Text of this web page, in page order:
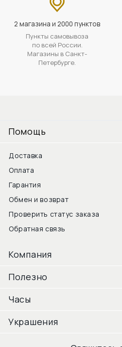
2 магазина и 2000 пунктов
Пункты самовывоза
по всей России.
Магазины в Санкт-
Петербурге.
Помощь
Доставка
Оплата
Гарантия
Обмен и возврат
Проверить статус заказа
Обратная связь
Компания
Полезно
Часы
Украшения